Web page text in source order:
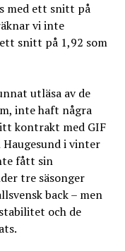
med ett snitt på
vi inte
snitt på 1,92 som
utläsa av de
inte haft några
kontrakt med GIF
i vinter
fått sin
tre säsonger
back – men
och de